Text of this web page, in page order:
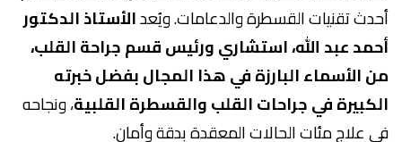
أحدث تقنيات القسطرة والدعامات. ويُعدالأستاذ الدكتور
أحمد عبد الله، استشاري ورئيس قسم جراحة القلب،
من الأسماء البارزة في هذا المجال بفضل خبرته
الكبيرة في جراحات القلب والقسطرة القلبية، ونجاحه
في علاج مئات الحالات المعقدة بدقة وأمان.